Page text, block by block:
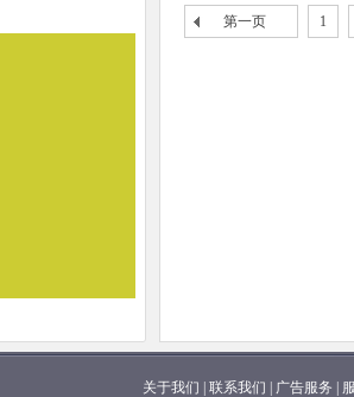
第一页 1
关于我们 联系我们 广告服务